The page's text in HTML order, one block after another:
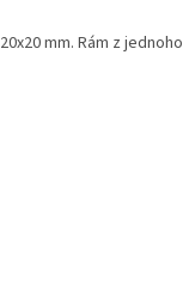
mm. Rám z jednoho